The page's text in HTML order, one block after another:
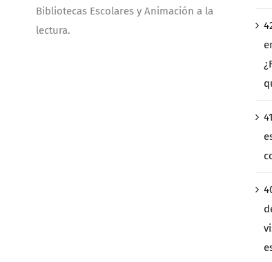
Bibliotecas Escolares y Animación a la
lectura.